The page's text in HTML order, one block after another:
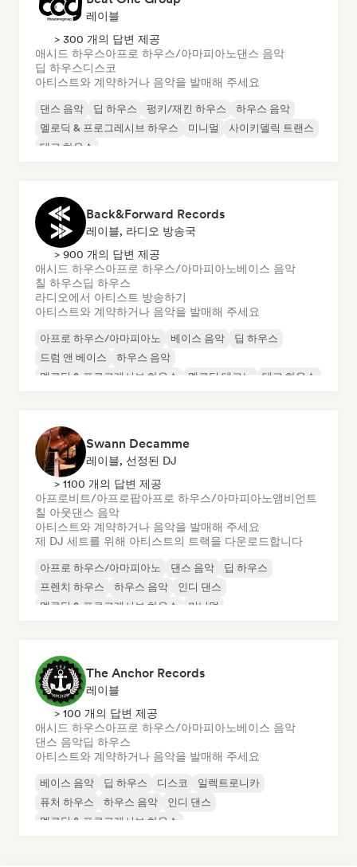
레이블
> 300 개의 답변 제공
애시드 하우스아프로 하우스/아마피아노댄스 음악
딥 하우스디스코
아티스트와 계약하거나 음악을 발매해 주세요
댄스 음악 딥 하우스 펑키/재킨 하우스
하우스 음악
멜로딕 & 프로그레시브 하우스
미니멀
사이키델릭 트랜스
테크 하우스
Back&Forward Records
레이블, 라디오 방송국
> 900 개의 답변 제공
애시드 하우스아프로 하우스/아마피아노베이스 음악
칠 하우스딥 하우스
라디오에서 아티스트 방송하기
아티스트와 계약하거나 음악을 발매해 주세요
아프로 하우스/아마피아노 베이스 음악
딥 하우스
드럼 앤 베이스
하우스 음악
멜로딕 & 프로그레시브 하우스
멜로딕 테크노 테크 하우스
Swann Decamme
레이블, 선정된 DJ
> 1100 개의 답변 제공
아프로비트/아프로팝아프로 하우스/아마피아노앰비언트
칠 아웃댄스 음악
아티스트와 계약하거나 음악을 발매해 주세요
제 DJ 세트를 위해 아티스트의 트랙을 다운로드합니다
아프로 하우스/아마피아노 댄스 음악
딥 하우스
프렌치 하우스
하우스 음악
인디 댄스
멜로딕 & 프로그레시브 하우스
미니멀
The Anchor Records
레이블
> 100 개의 답변 제공
애시드 하우스아프로 하우스/아마피아노베이스 음악
댄스 음악딥 하우스
아티스트와 계약하거나 음악을 발매해 주세요
베이스 음악 딥 하우스 디스코
일렉트로니카
퓨처 하우스
하우스 음악
인디 댄스
멜로딕 & 프로그레시브 하우스